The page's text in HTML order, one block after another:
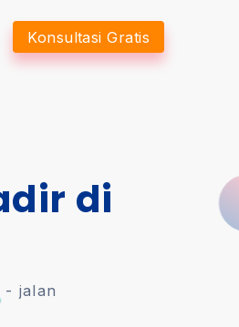
Konsultasi Gratis
di
- jalan